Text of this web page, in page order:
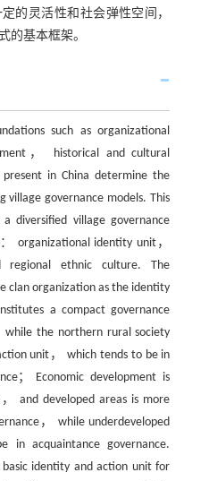
的灵活性和社会弹性空间，
的基本框架。
such as organizational
， historical and cultural
in China determine the
village governance models. This
diversified village governance
organizational identity unit，
regional ethnic culture. The
clan organization as the identity
a compact governance
the northern rural society
unit， which tends to be in
； Economic development is
and developed areas is more
， while underdeveloped
in acquaintance governance.
identity and action unit for